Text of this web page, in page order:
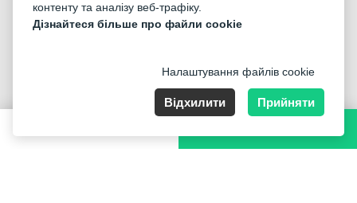
©2026 «Mticket Sp. z o.o.» Всі права захищені
контенту та аналізу веб-трафіку.
Дізнайтеся більше про файли cookie
Налаштування файлів cookie
Відхилити Прийняти